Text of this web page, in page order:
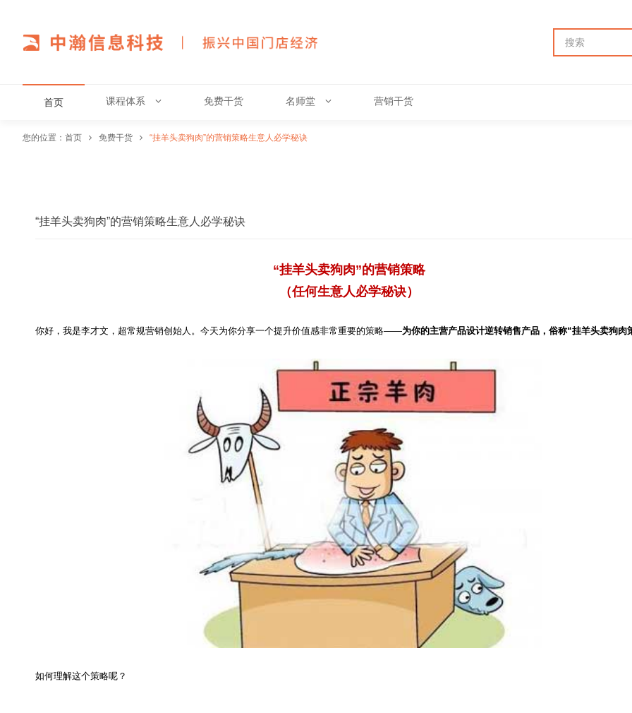
首页 课程体系 免费干货 名师堂 营销干货
您的位置： 首页 免费干货 “挂羊头卖狗肉”的营销策略生意人必学秘诀
“挂羊头卖狗肉”的营销策略生意人必学秘诀
“挂羊头卖狗肉”的营销策略
（任何生意人必学秘诀）
你好，我是李才文，超常规营销创始人。今天为你分享一个提升价值感非常重要的策略——为你的主营产品设计逆转销售产品，俗称“挂羊头卖狗肉
如何理解这个策略呢？